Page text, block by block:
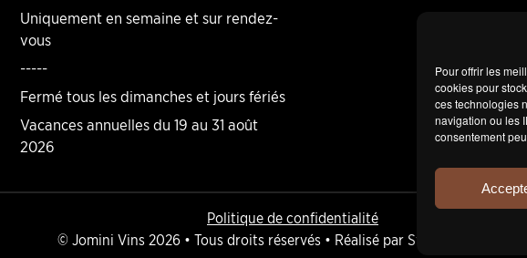
Pour offrir les
cookies pour
ces technologies
navigation ou les
consentement
Uniquement en semaine et sur rendez-
vous
-----
Fermé tous les dimanches et jours fériés
Vacances annuelles du 19 au 31 août
2026
Politique de confidentialité
© Jomini Vins 2026 • Tous droits réservés • Réalisé par Swiss Creative Sàrl